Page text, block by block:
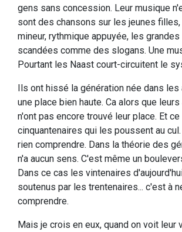
gens sans concession. Leur musique
sont des chansons sur les jeunes filles,
mineur, rythmique appuyée, les
scandées comme des slogans. Une
Pourtant les Naast court-circuitent le
Ils ont hissé la génération née dans les
une place bien haute. Ca alors que
n'ont pas encore trouvé leur place. Et
cinquantenaires qui les poussent au
rien comprendre. Dans la théorie des
n'a aucun sens. C'est même un
Dans ce cas les vintenaires
soutenus par les trentenaires... c'est à
comprendre.
Mais je crois en eux, quand on voit leur